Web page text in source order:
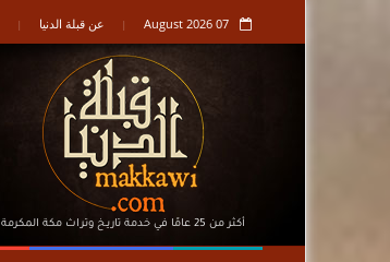
07 August 2026 عن قبلة الدنيا
أكثر من 25 عامًا في خدمة تاريـخ وتراث مكة المكرمة